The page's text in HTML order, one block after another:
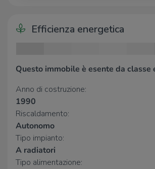
Bramby Bar
Pizzeria Castello
Il borgo
Osteria degli Amici
Agriturismo Alla Ribella
Efficienza energetica
Questo immobile è esente da classe
Anno di costruzione:
1990
Riscaldamento:
Autonomo
Tipo impianto:
A radiatori
Tipo alimentazione: